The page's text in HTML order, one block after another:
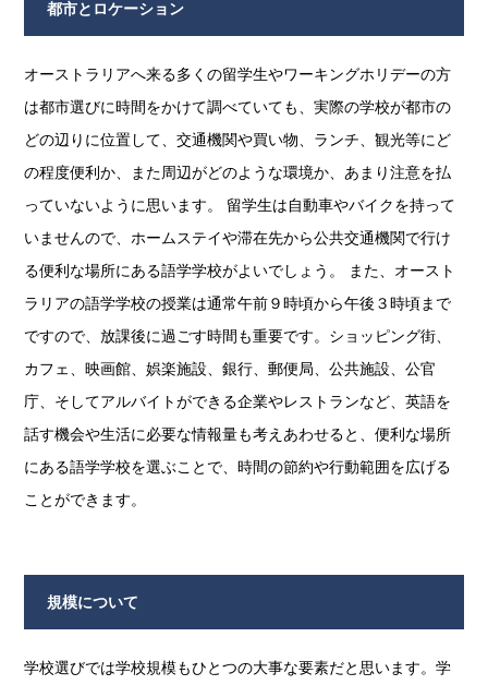
都市とロケーション
オーストラリアへ来る多くの留学生やワーキングホリデーの方
は都市選びに時間をかけて調べていても、実際の学校が都市の
どの辺りに位置して、交通機関や買い物、ランチ、観光等にど
の程度便利か、また周辺がどのような環境か、あまり注意を払
っていないように思います。 留学生は自動車やバイクを持って
いませんので、ホームステイや滞在先から公共交通機関で行け
る便利な場所にある語学学校がよいでしょう。 また、オースト
ラリアの語学学校の授業は通常午前９時頃から午後３時頃まで
ですので、放課後に過ごす時間も重要です。ショッピング街、
カフェ、映画館、娯楽施設、銀行、郵便局、公共施設、公官
庁、そしてアルバイトができる企業やレストランなど、英語を
話す機会や生活に必要な情報量も考えあわせると、便利な場所
にある語学学校を選ぶことで、時間の節約や行動範囲を広げる
ことができます。
規模について
学校選びでは学校規模もひとつの大事な要素だと思います。学